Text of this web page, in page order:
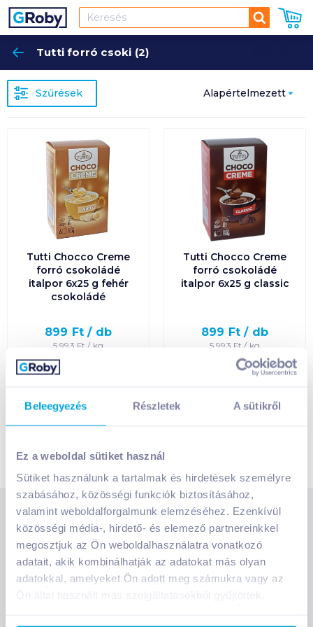
Beleegyezés Részletek A sütikről
Ez a weboldal sütiket használ
Sütiket használunk a tartalmak és hirdetések személyre
szabásához, közösségi funkciók biztosításához,
valamint weboldalforgalmunk elemzéséhez. Ezenkívül
közösségi média-, hirdető- és elemező partnereinkkel
megosztjuk az Ön weboldalhasználatra vonatkozó
adatait, akik kombinálhatják az adatokat más olyan
adatokkal, amelyeket Ön adott meg számukra vagy az
Keresés
Tutti forró csoki (2)
Szűrések Alapértelmezett
szerint
Alapértelmezett
Ár szerint
növekvő
Ár szerint
csökkenő
növekvő
Egységár szerint
Tutti Chocco Creme
forró csokoládé
italpor 6x25 g fehér
csokoládé
899 Ft / db
5 993 Ft / kg
Kosárba
1 karton = 15 db
+1 karton a kosárba
Tutti Chocco Creme
forró csokoládé
italpor 6x25 g classic
899 Ft / db
5 993 Ft / kg
KosárbaKosárba
1 karton = 15 db
+1 karton a kosárba
SZOLGÁLTATÁSOK
Ajándékkosarak
Árfigyelő
Bevásárlólisták
INFORMÁCIÓK
Áruházunk működése